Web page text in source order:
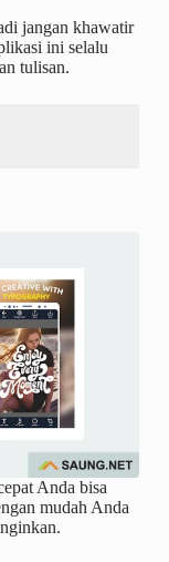
jangan khawatir
ini selalu
tulisan.
Anda bisa
mudah Anda